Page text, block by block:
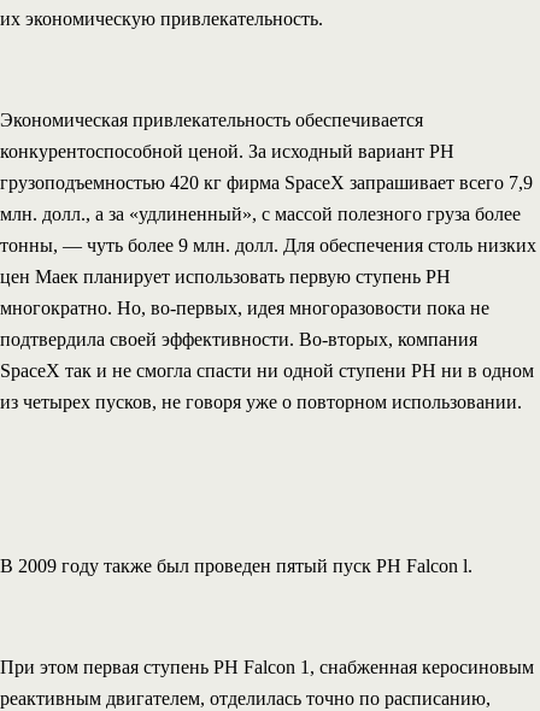
их экономическую привлекательность.
Экономическая привлекательность обеспечивается
конкурентоспособной ценой. За исходный вариант РН
грузоподъемностью 420 кг фирма SpaceX запрашивает всего 7,9
млн. долл., а за «удлиненный», с массой полезного груза более
тонны, — чуть более 9 млн. долл. Для обеспечения столь низких
цен Маек планирует использовать первую ступень РН
многократно. Но, во-первых, идея многоразовости пока не
подтвердила своей эффективности. Во-вторых, компания
SpaceX так и не смогла спасти ни одной ступени РН ни в одном
из четырех пусков, не говоря уже о повторном использовании.
В 2009 году также был проведен пятый пуск РН Falcon l.
При этом первая ступень РН Falcon 1, снабженная керосиновым
реактивным двигателем, отделилась точно по расписанию,